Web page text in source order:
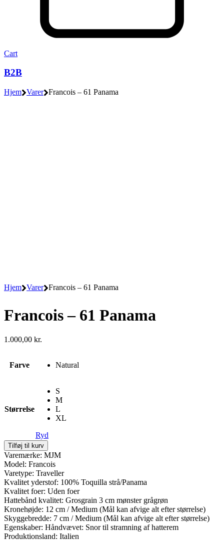
Cart
B2B
Hjem Varer Francois – 61 Panama
Hjem Varer Francois – 61 Panama
Francois – 61 Panama
1.000,00 kr.
Farve Natural
Størrelse
S
M
L
XL
Ryd
Francois
-
61
Panama
antal
Tilføj til kurv
Varemærke: MJM
Model: Francois
Varetype: Traveller
Kvalitet yderstof: 100% Toquilla strå/Panama
Kvalitet foer: Uden foer
Hattebånd kvalitet: Grosgrain 3 cm mønster grågrøn
Kronehøjde: 12 cm / Medium (Mål kan afvige alt efter størrelse)
Skyggebredde: 7 cm / Medium (Mål kan afvige alt efter størrelse)
Egenskaber: Håndvævet: Snor til stramning af hatterem
Produktionsland: Italien